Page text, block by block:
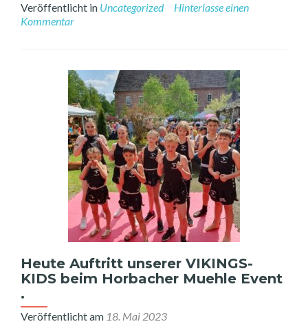
about
über
Vikings-
Muaythai@gmx.de
.
Veröffentlicht in Uncategorized
Hinterlasse einen
Kommentar
Heute Auftritt unserer VIKINGS-
KIDS beim Horbacher Muehle Event
.
Veröffentlicht am 18. Mai 2023